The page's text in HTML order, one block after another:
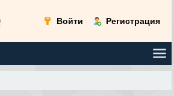
Войти Регистрация